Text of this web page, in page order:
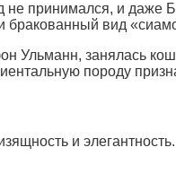
принимался, и даже
бракованный вид
Ульманн, занялась
породу
и элегантность.